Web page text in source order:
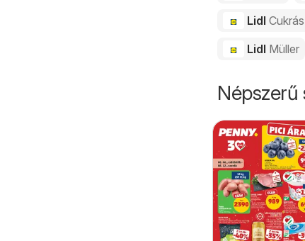
Lidl
Lidl Müller
Népszerű